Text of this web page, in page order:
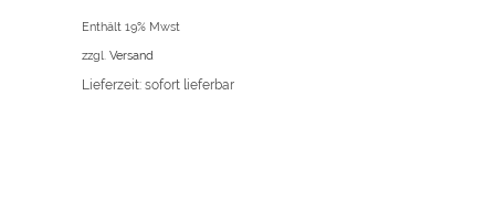
Enthält 19% Mwst
zzgl. Versand
Lieferzeit: sofort lieferbar